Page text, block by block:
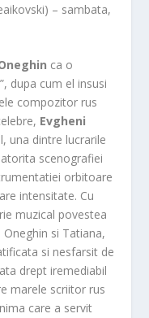
– sambata,
ca o
”, dupa cum el insusi
compozitor rus
Evgheni
una dintre lucrarile
scenografiei
orbitoare
intensitate. Cu
muzical povestea
si Tatiana,
si nesfarsit de
drept iremediabil
marele scriitor rus
care a servit